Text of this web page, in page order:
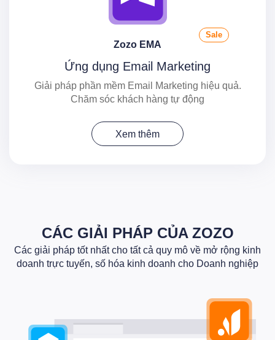
Zozo EMA
Sale
Ứng dụng Email Marketing
Giải pháp phần mềm Email Marketing hiệu quả.
Chăm sóc khách hàng tự động
Xem thêm
CÁC GIẢI PHÁP CỦA ZOZO
Các giải pháp tốt nhất cho tất cả quy mô về mở rộng kinh
doanh trực tuyến, số hóa kinh doanh cho Doanh nghiệp